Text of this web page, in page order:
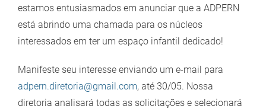
Image
estamos entusiasmados em anunciar que a ADPERN
está abrindo uma chamada para os núcleos
interessados em ter um espaço infantil dedicado!
Manifeste seu interesse enviando um e-mail para
adpern.diretoria@gmail.com, até 30/05. Nossa
diretoria analisará todas as solicitações e selecionará